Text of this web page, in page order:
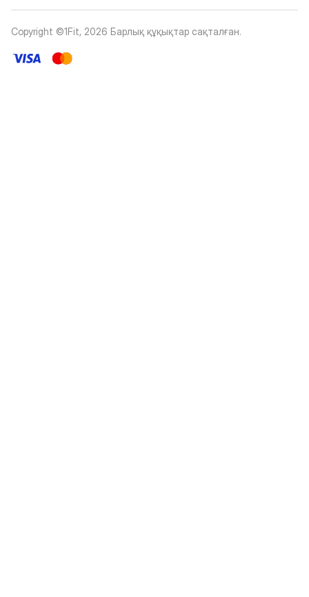
Copyright ©1Fit, 2026 Барлық құқықтар сақталған.